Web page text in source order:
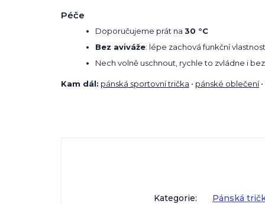
Péče
Doporučujeme prát na 30 °C
Bez aviváže: lépe zachová funkční
Nech volně uschnout, rychle to zvládne i
Kam dál: pánská sportovní trička • pánské oblečení•
Kategorie: Pánská